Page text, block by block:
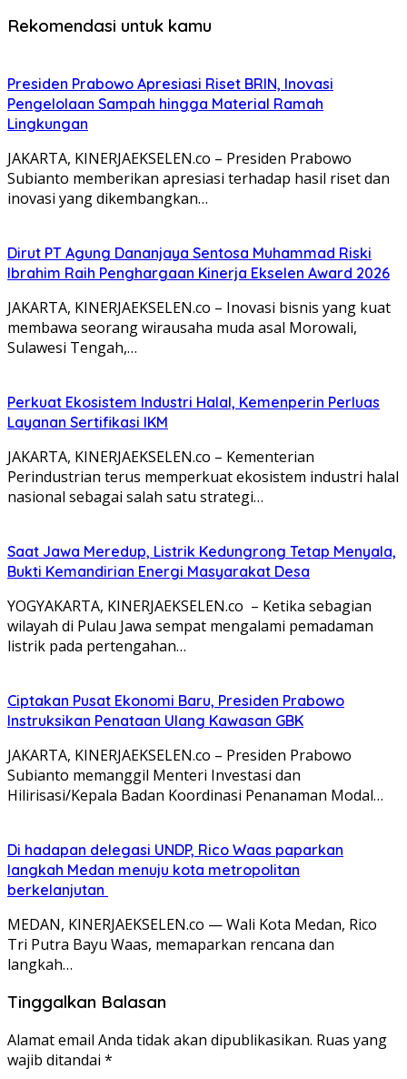
Rekomendasi untuk kamu
Presiden Prabowo Apresiasi Riset BRIN, Inovasi
Pengelolaan Sampah hingga Material Ramah
Lingkungan
JAKARTA, KINERJAEKSELEN.co – Presiden Prabowo
Subianto memberikan apresiasi terhadap hasil riset dan
inovasi yang dikembangkan…
Dirut PT Agung Dananjaya Sentosa Muhammad Riski
Ibrahim Raih Penghargaan Kinerja Ekselen Award 2026
JAKARTA, KINERJAEKSELEN.co – Inovasi bisnis yang kuat
membawa seorang wirausaha muda asal Morowali,
Sulawesi Tengah,…
Perkuat Ekosistem Industri Halal, Kemenperin Perluas
Layanan Sertifikasi IKM
JAKARTA, KINERJAEKSELEN.co – Kementerian
Perindustrian terus memperkuat ekosistem industri halal
nasional sebagai salah satu strategi…
Saat Jawa Meredup, Listrik Kedungrong Tetap Menyala,
Bukti Kemandirian Energi Masyarakat Desa
YOGYAKARTA, KINERJAEKSELEN.co – Ketika sebagian
wilayah di Pulau Jawa sempat mengalami pemadaman
listrik pada pertengahan…
Ciptakan Pusat Ekonomi Baru, Presiden Prabowo
Instruksikan Penataan Ulang Kawasan GBK
JAKARTA, KINERJAEKSELEN.co – Presiden Prabowo
Subianto memanggil Menteri Investasi dan
Hilirisasi/Kepala Badan Koordinasi Penanaman Modal…
Di hadapan delegasi UNDP, Rico Waas paparkan
langkah Medan menuju kota metropolitan
berkelanjutan
MEDAN, KINERJAEKSELEN.co — Wali Kota Medan, Rico
Tri Putra Bayu Waas, memaparkan rencana dan
langkah…
Tinggalkan Balasan
Alamat email Anda tidak akan dipublikasikan. Ruas yang
wajib ditandai *